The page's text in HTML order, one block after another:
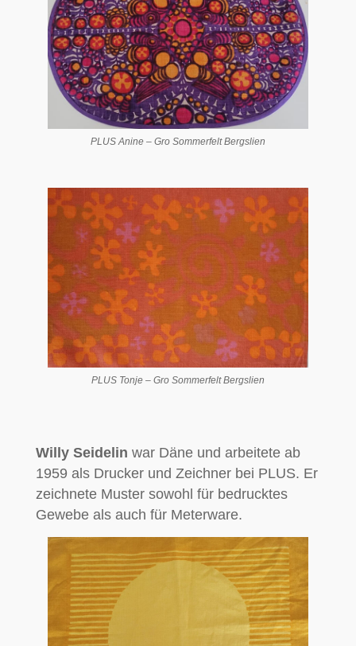
PLUS Anine – Gro Sommerfelt Bergslien
PLUS Tonje – Gro Sommerfelt Bergslien
Willy Seidelin war Däne und arbeitete ab
1959 als Drucker und Zeichner bei PLUS. Er
zeichnete Muster sowohl für bedrucktes
Gewebe als auch für Meterware.